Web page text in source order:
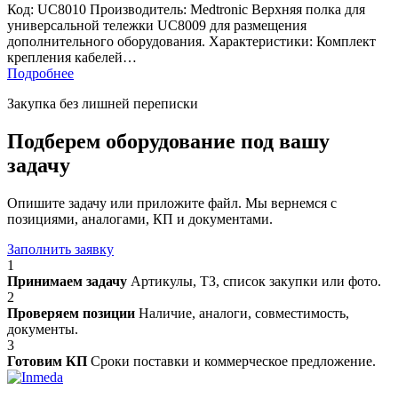
Код: UC8010 Производитель: Medtronic Верхняя полка для
универсальной тележки UC8009 для размещения
дополнительного оборудования. Характеристики: Комплект
крепления кабелей…
Подробнее
Закупка без лишней переписки
Подберем оборудование под вашу
задачу
Опишите задачу или приложите файл. Мы вернемся с
позициями, аналогами, КП и документами.
Заполнить заявку
1
Принимаем задачу Артикулы, ТЗ, список закупки или фото.
2
Проверяем позиции Наличие, аналоги, совместимость,
документы.
3
Готовим КП Сроки поставки и коммерческое предложение.